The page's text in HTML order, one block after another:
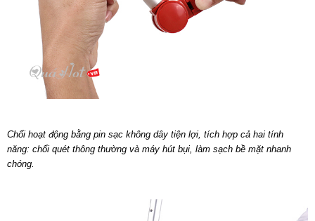
Chổi hoạt động bằng pin sạc không dây tiện lợi, tích hợp cả hai tính
năng: chổi quét thông thường và máy hút bụi, làm sạch bề mặt nhanh
chóng.